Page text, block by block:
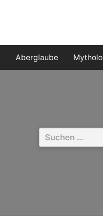
Aberglaube
Suchen
nach: